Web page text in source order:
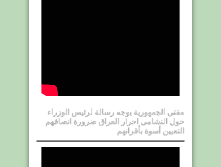
مفتي الجمهورية يوجه رسالة لرئيس الوزراء
حول النشامى احرار العراق ضرورة انصافهم
التعيين أسوة بأقرانهم